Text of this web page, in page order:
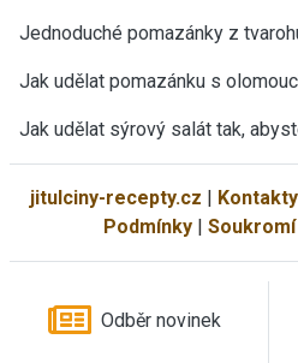
Jednoduché pomazánky z
Jak udělat pomazánku s
Jak udělat sýrový salát tak,
jitulciny-recepty.cz | Kontakty
Podmínky| Soukromí
Odběr novinek